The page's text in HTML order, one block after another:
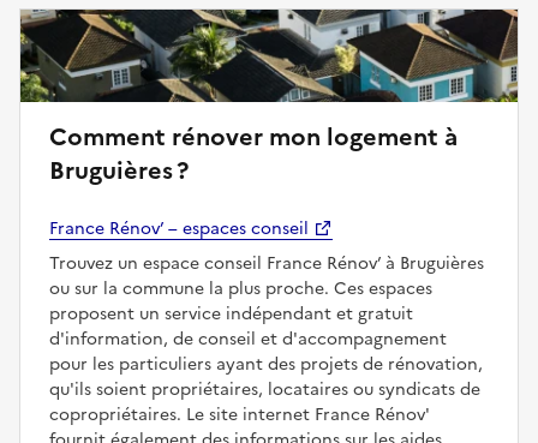
Comment rénover mon logement à
Bruguières ?
France Rénov’ – espaces conseil
Trouvez un espace conseil France Rénov’ à Bruguières
ou sur la commune la plus proche. Ces espaces
proposent un service indépendant et gratuit
d'information, de conseil et d'accompagnement
pour les particuliers ayant des projets de rénovation,
qu'ils soient propriétaires, locataires ou syndicats de
copropriétaires. Le site internet France Rénov'